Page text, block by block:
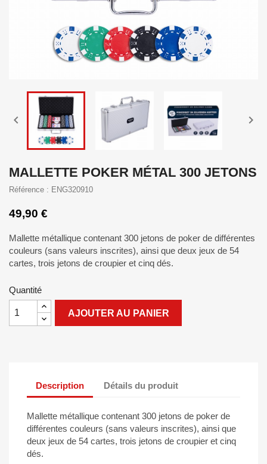
 
MALLETTE POKER MÉTAL 300 JETONS
Référence : ENG320910
49,90 €
Mallette métallique contenant 300 jetons de poker de différentes
couleurs (sans valeurs inscrites), ainsi que deux jeux de 54
cartes, trois jetons de croupier et cinq dés.
Quantité
AJOUTER AU PANIER
Description Détails du produit
Mallette métallique contenant 300 jetons de poker de
différentes couleurs (sans valeurs inscrites), ainsi que
deux jeux de 54 cartes, trois jetons de croupier et cinq
dés.